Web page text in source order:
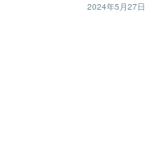
2024年5月27日